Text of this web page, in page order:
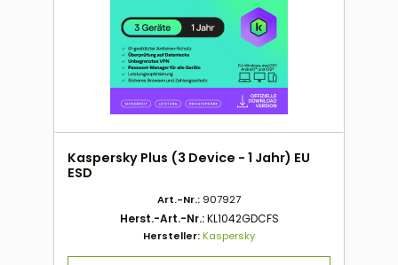
Kaspersky Plus (3 Device - 1 Jahr) EU
ESD
Art.-Nr.: 907927
Herst.-Art.-Nr.:KL1042GDCFS
Hersteller:Kaspersky